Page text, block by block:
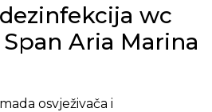
wc
Aria Marina
osvježivača i